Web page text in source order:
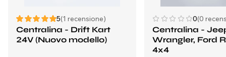
5(1 recensione)
Centralina - Drift Kart
24V (Nuovo modello)
0(0
Centralina -
Wrangler, Ford
4x4